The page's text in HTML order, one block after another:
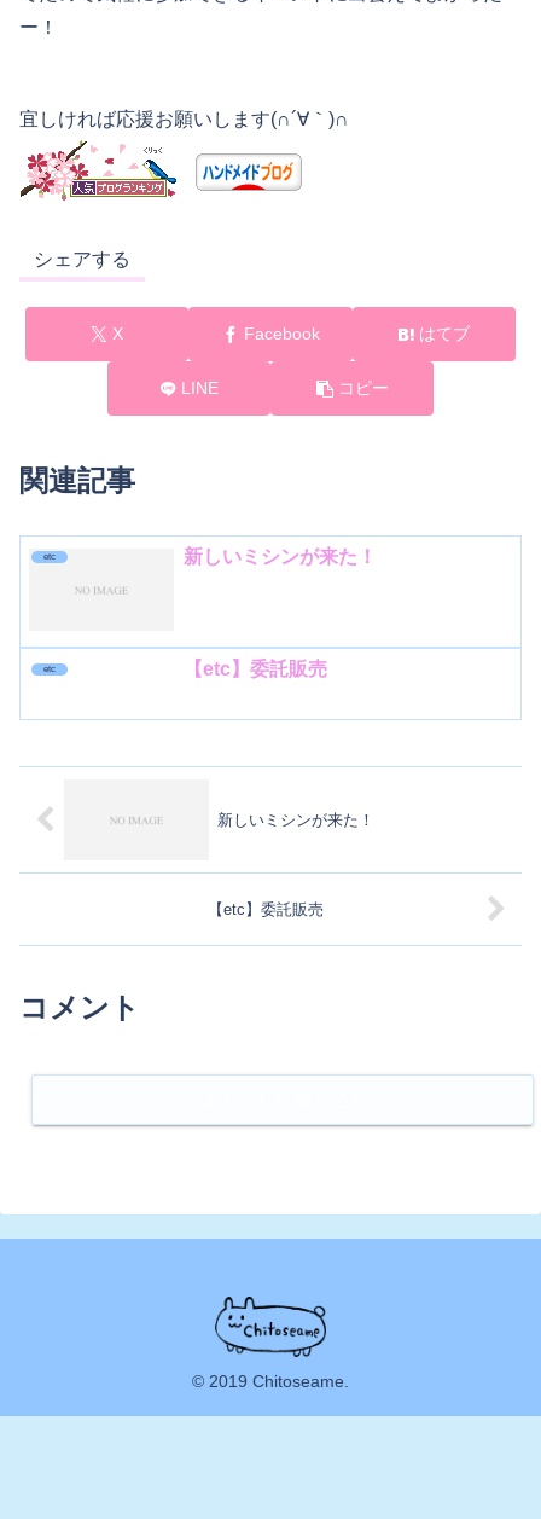
ー！
宜しければ応援お願いします(∩´∀｀)∩
シェアする
X Facebook はてブ
LINE コピー
関連記事
etc 新しいミシンが来た！
etc 【etc】委託販売
新しいミシンが来た！
【etc】委託販売
コメント
© 2019 Chitoseame.